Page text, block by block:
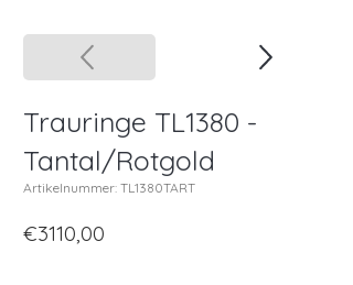
Trauringe TL1380 -
Tantal/Rotgold
Artikelnummer: TL1380TART
€3110,00